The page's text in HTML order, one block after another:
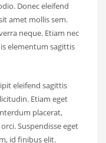
Donec eleifend
amet mollis sem.
neque. Etiam nec
elementum sagittis
eleifend sagittis
Etiam eget
placerat,
Suspendisse eget
id finibus elit.